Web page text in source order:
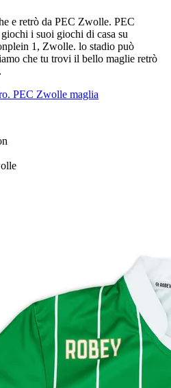
e retrò da PEC Zwolle. PEC
i suoi giochi di casa su
1, Zwolle. lo stadio può
che tu trovi il bello maglie retrò
PEC Zwolle maglia